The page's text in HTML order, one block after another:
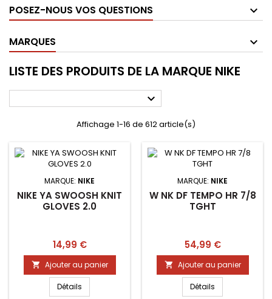
POSEZ-NOUS VOS QUESTIONS
MARQUES
LISTE DES PRODUITS DE LA MARQUE NIKE

Affichage 1-16 de 612 article(s)
MARQUE: NIKE
NIKE YA SWOOSH KNIT
GLOVES 2.0
Prix
14,99 €
 Ajouter au panier
Détails
MARQUE: NIKE
W NK DF TEMPO HR 7/8
TGHT
Prix
54,99 €
 Ajouter au panier
Détails